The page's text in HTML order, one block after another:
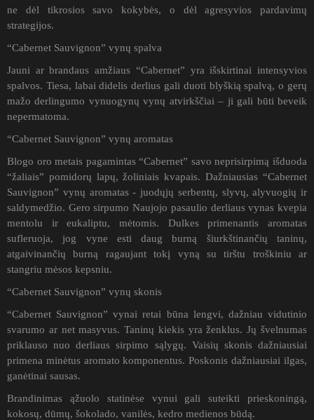
ne dėl tikrosios savo kokybės, o dėl agresyvios pardavimų
strategijos.
“Cabernet Sauvignon” vynų spalva
Jauni ar brandaus amžiaus “Cabernet” yra išskirtinai intensyvios
spalvos. Tiesa, labai didelis derlius gali duoti blyškią spalvą, o gerų
mažo derlingumo vynuogynų vynų atvirkščiai – ji gali būti beveik
nepermatoma.
“Cabernet Sauvignon” vynų aromatas
Blogo oro metais pagamintas “Cabernet” savo neprisirpimą išduoda
“žaliais” pomidorų lapų, žoliniais kvapais. Dažniausias “Cabernet
Sauvignon” vynų aromatas - juodųjų serbentų, slyvų, alyvuogių ir
saldymedžio. Gero sirpumo Naujojo pasaulio derliaus vynas kvepia
mentolu ir eukaliptu, mėtomis. Dulkes primenantis aromatas
sufleruoja, jog vyne esti daug burną šiurkštinančių taninų,
atgaivinančių burną ragaujant tokį vyną su tirštu troškiniu ar
stangriu mėsos kepsniu.
“Cabernet Sauvignon” vynų skonis
“Cabernet Sauvignon” vynai retai būna lengvi, dažniau vidutinio
svarumo ar net masyvus. Taninų kiekis yra ženklus. Jų švelnumas
priklauso nuo derliaus sirpimo sąlygų. Vaisių skonis dažniausiai
primena minėtus aromato komponentus. Poskonis dažniausiai ilgas,
ganėtinai sausas.
Brandinimas ąžuolo statinėse vynui gali suteikti prieskoningą,
kokosų, dūmų, šokolado, vanilės, kedro medienos būdą.